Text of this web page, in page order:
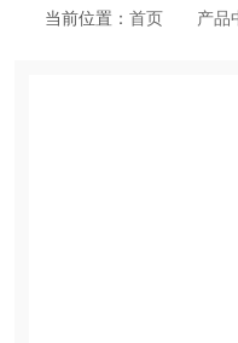
当前位置：首页 产品